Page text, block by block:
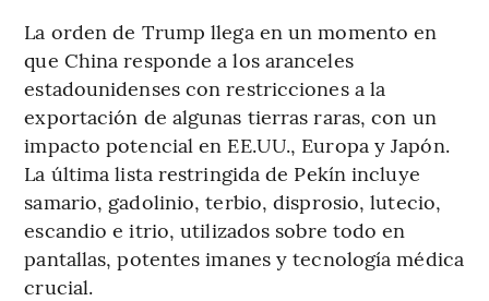
La orden de Trump llega en un momento en
que China responde a los aranceles
estadounidenses con restricciones a la
exportación de algunas tierras raras, con un
impacto potencial en EE.UU., Europa y Japón.
La última lista restringida de Pekín incluye
samario, gadolinio, terbio, disprosio, lutecio,
escandio e itrio, utilizados sobre todo en
pantallas, potentes imanes y tecnología médica
crucial.